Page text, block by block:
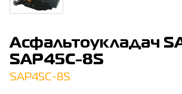
Асфальтоукладач
SAP45C-8S
SAP45C-8S